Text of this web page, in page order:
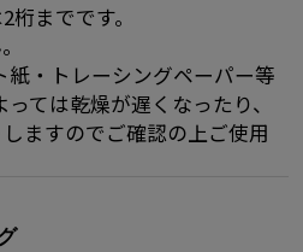
までです。
・トレーシングペーパー等
ては乾燥が遅くなったり、
ますのでご確認の上ご使用